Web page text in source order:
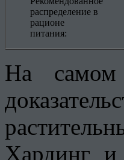
распределение в
рационе
питания:
На самом
Хардинг и